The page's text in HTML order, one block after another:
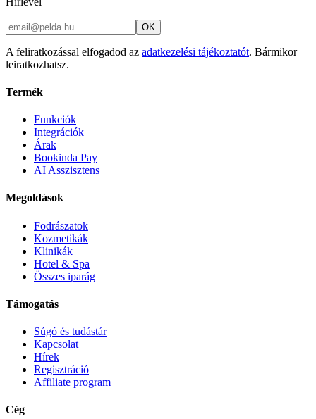
OK
A feliratkozással elfogadod az adatkezelési tájékoztatót. Bármikor
leiratkozhatsz.
Termék
Funkciók
Integrációk
Árak
Bookinda Pay
AI Asszisztens
Megoldások
Fodrászatok
Kozmetikák
Klinikák
Hotel & Spa
Összes iparág
Támogatás
Súgó és tudástár
Kapcsolat
Hírek
Regisztráció
Affiliate program
Cég